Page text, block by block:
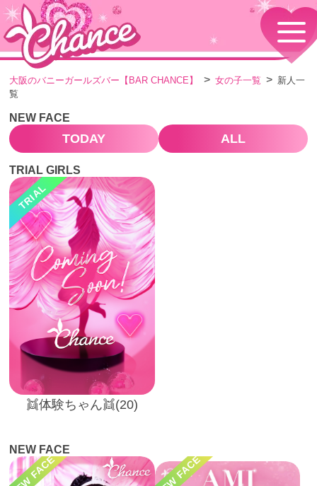
HOME
TOPページ
コンセプト
GALLERY
動画・ダイアリーフォト
メニュー・料金
EVENTS
イベント情報
SHOP
店舗情報・よくある質問
VISITORS TO JAPAN
外国人観光客向け
RECRUIT
大阪のバニーガールズバー【BAR CHANCE】 女の子一覧
新人一
覧
TODAY ALL
NEW FACE
TRIAL GIRLS
TRIAL
👯体験ちゃん👯(20)
NEW FACE
NEW FACE NEW FACE